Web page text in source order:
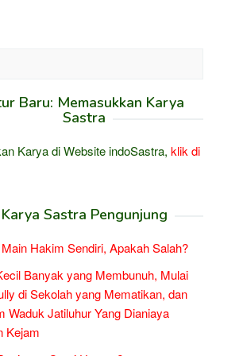
Baru: Memasukkan Karya
Sastra
Karya di Website indoSastra, klik di
Karya Sastra Pengunjung
Hakim Sendiri, Apakah Salah?
Banyak yang Membunuh, Mulai
di Sekolah yang Mematikan, dan
Waduk Jatiluhur Yang Dianiaya
Kejam